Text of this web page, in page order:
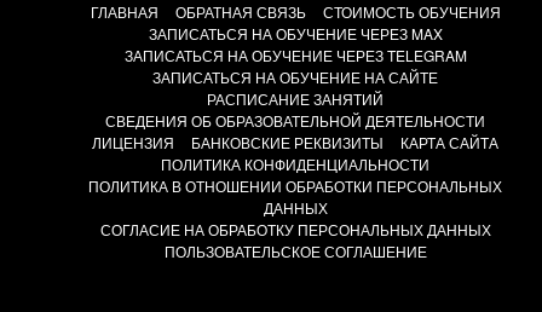
ГЛАВНАЯ ОБРАТНАЯ СВЯЗЬ
СТОИМОСТЬ ОБУЧЕНИЯ
ЗАПИСАТЬСЯ НА ОБУЧЕНИЕ ЧЕРЕЗ MAX
ЗАПИСАТЬСЯ НА ОБУЧЕНИЕ ЧЕРЕЗ TELEGRAM
ЗАПИСАТЬСЯ НА ОБУЧЕНИЕ НА САЙТЕ
РАСПИСАНИЕ ЗАНЯТИЙ
СВЕДЕНИЯ ОБ ОБРАЗОВАТЕЛЬНОЙ ДЕЯТЕЛЬНОСТИ
ЛИЦЕНЗИЯ
БАНКОВСКИЕ РЕКВИЗИТЫ
КАРТА САЙТА
ПОЛИТИКА КОНФИДЕНЦИАЛЬНОСТИ
ПОЛИТИКА В ОТНОШЕНИИ ОБРАБОТКИ ПЕРСОНАЛЬНЫХ
ДАННЫХ
СОГЛАСИЕ НА ОБРАБОТКУ ПЕРСОНАЛЬНЫХ ДАННЫХ
ПОЛЬЗОВАТЕЛЬСКОЕ СОГЛАШЕНИЕ